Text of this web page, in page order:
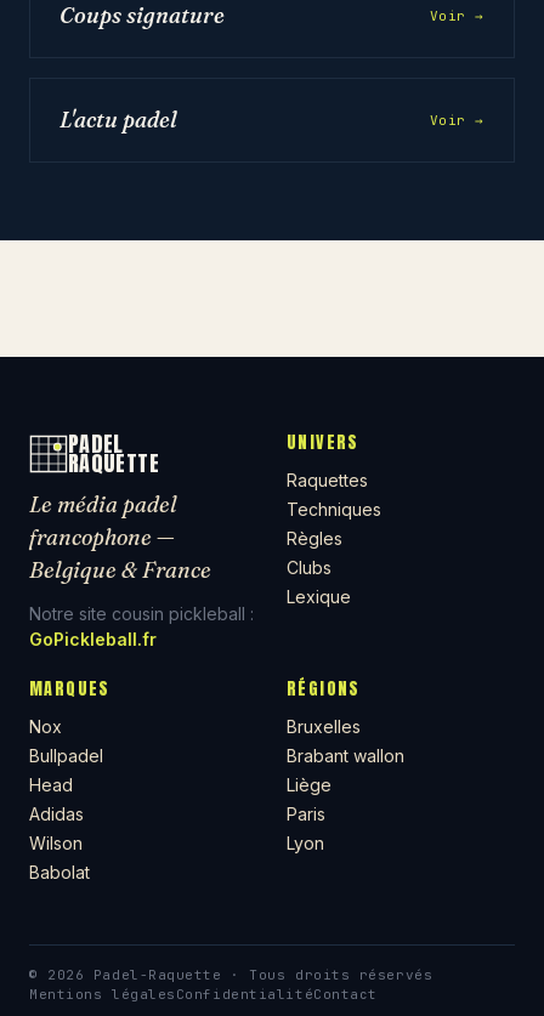
Coups signature Voir →
L'actu padel Voir →
PADEL
RAQUETTE
Le média padel
francophone —
Belgique & France
Notre site cousin pickleball :
GoPickleball.fr
UNIVERS
Raquettes
Techniques
Règles
Clubs
Lexique
MARQUES
Nox
Bullpadel
Head
Adidas
Wilson
Babolat
RÉGIONS
Bruxelles
Brabant wallon
Liège
Paris
Lyon
© 2026 Padel-Raquette · Tous droits réservés
Mentions légales ConfidentialitéContact